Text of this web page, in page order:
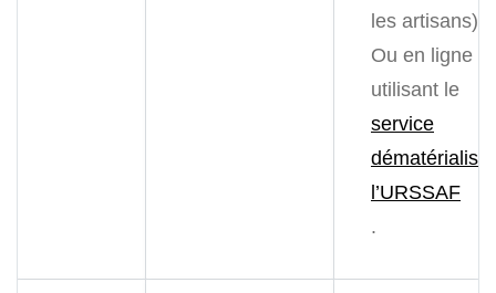
les artisans) ;
Ou en ligne
utilisant le
service
dématérialisé
l’URSSAF
.